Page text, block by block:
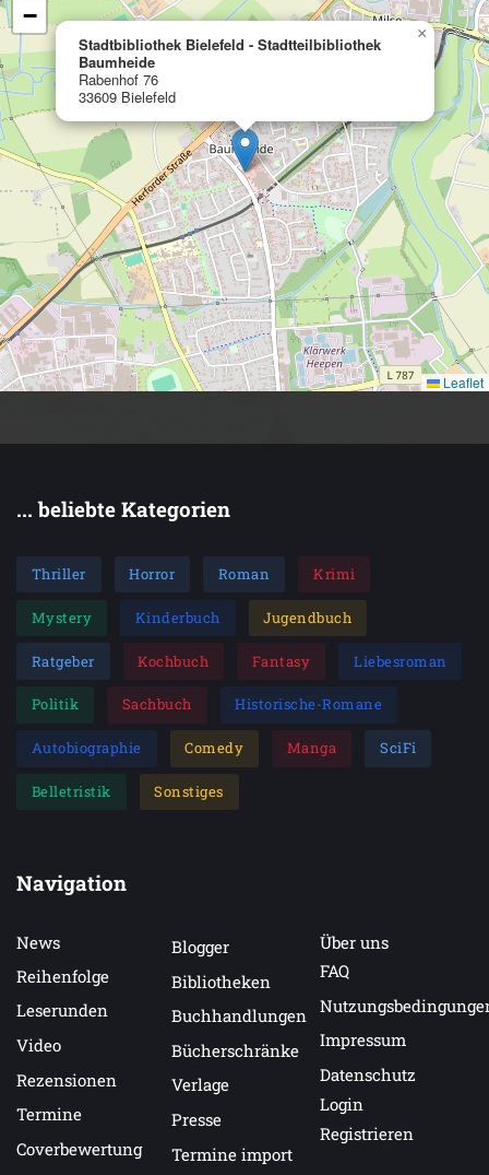
Stadtbibliothek Bielefeld - Stadtteilbibliothek
Baumheide
Rabenhof 76
33609 Bielefeld
×
−
Leaflet
... beliebte Kategorien
Thriller Horror Roman Krimi
Mystery Kinderbuch Jugendbuch
Ratgeber Kochbuch Fantasy Liebesroman
Politik Sachbuch Historische-Romane
Autobiographie Comedy Manga SciFi
Belletristik Sonstiges
Navigation
News
Reihenfolge
Leserunden
Video
Rezensionen
Termine
Coverbewertung
Blogger
Bibliotheken
Buchhandlungen
Bücherschränke
Verlage
Presse
Termine import
Über uns
FAQ
Impressum
Datenschutz
Login
Registrieren